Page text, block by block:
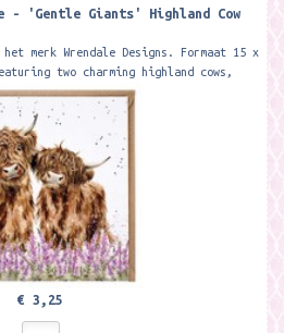
- 'Gentle Giants' Highland Cow
merk Wrendale Designs. Formaat 15 x
two charming highland cows,
€ 3,25